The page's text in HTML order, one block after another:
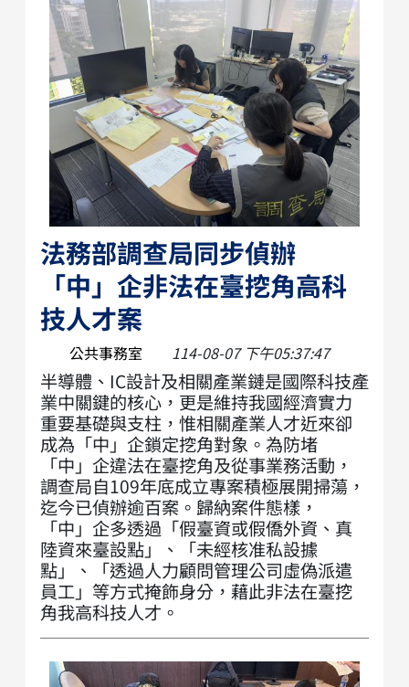
法務部調查局同步偵辦
「中」企非法在臺挖角高科
技人才案
公共事務室 114-08-07 下午05:37:47
半導體、IC設計及相關產業鏈是國際科技產
業中關鍵的核心，更是維持我國經濟實力
重要基礎與支柱，惟相關產業人才近來卻
成為「中」企鎖定挖角對象。為防堵
「中」企違法在臺挖角及從事業務活動，
調查局自109年底成立專案積極展開掃蕩，
迄今已偵辦逾百案。歸納案件態樣，
「中」企多透過「假臺資或假僑外資、真
陸資來臺設點」、「未經核准私設據
點」、「透過人力顧問管理公司虛偽派遣
員工」等方式掩飾身分，藉此非法在臺挖
角我高科技人才。